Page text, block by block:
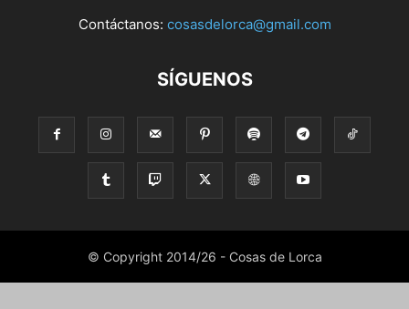
Contáctanos: cosasdelorca@gmail.com
SÍGUENOS
© Copyright 2014/26 - Cosas de Lorca